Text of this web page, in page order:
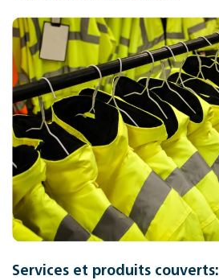
Services et produits couverts: